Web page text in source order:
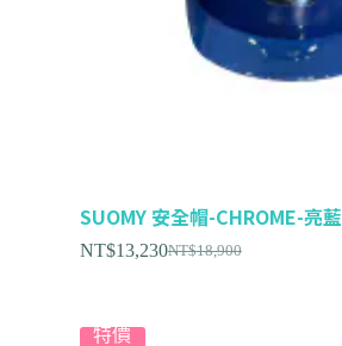
SUOMY 安全帽-CHROME-亮藍
NT$18,900
NT$13,230
特價